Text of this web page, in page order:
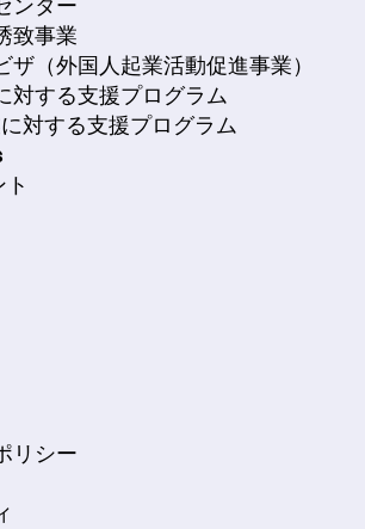
致事業
ザ（外国人起業活動促進事業）
対する支援プログラム
対する支援プログラム
リシー